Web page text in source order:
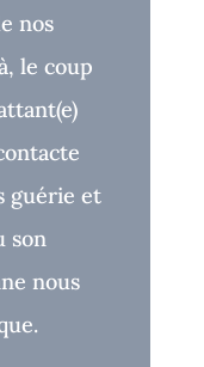
nos
le coup
guérie et
son
nous